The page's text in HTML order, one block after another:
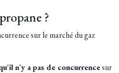
?
sur le marché du gaz
n'y a pas de concurrencesur